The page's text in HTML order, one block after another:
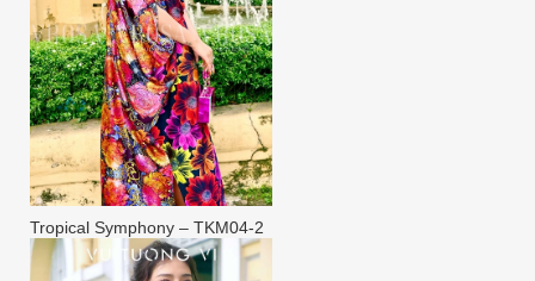
Tropical Symphony – TKM04-2